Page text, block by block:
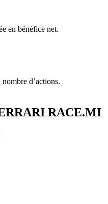
en bénéfice net.
d’actions.
RACE.MI